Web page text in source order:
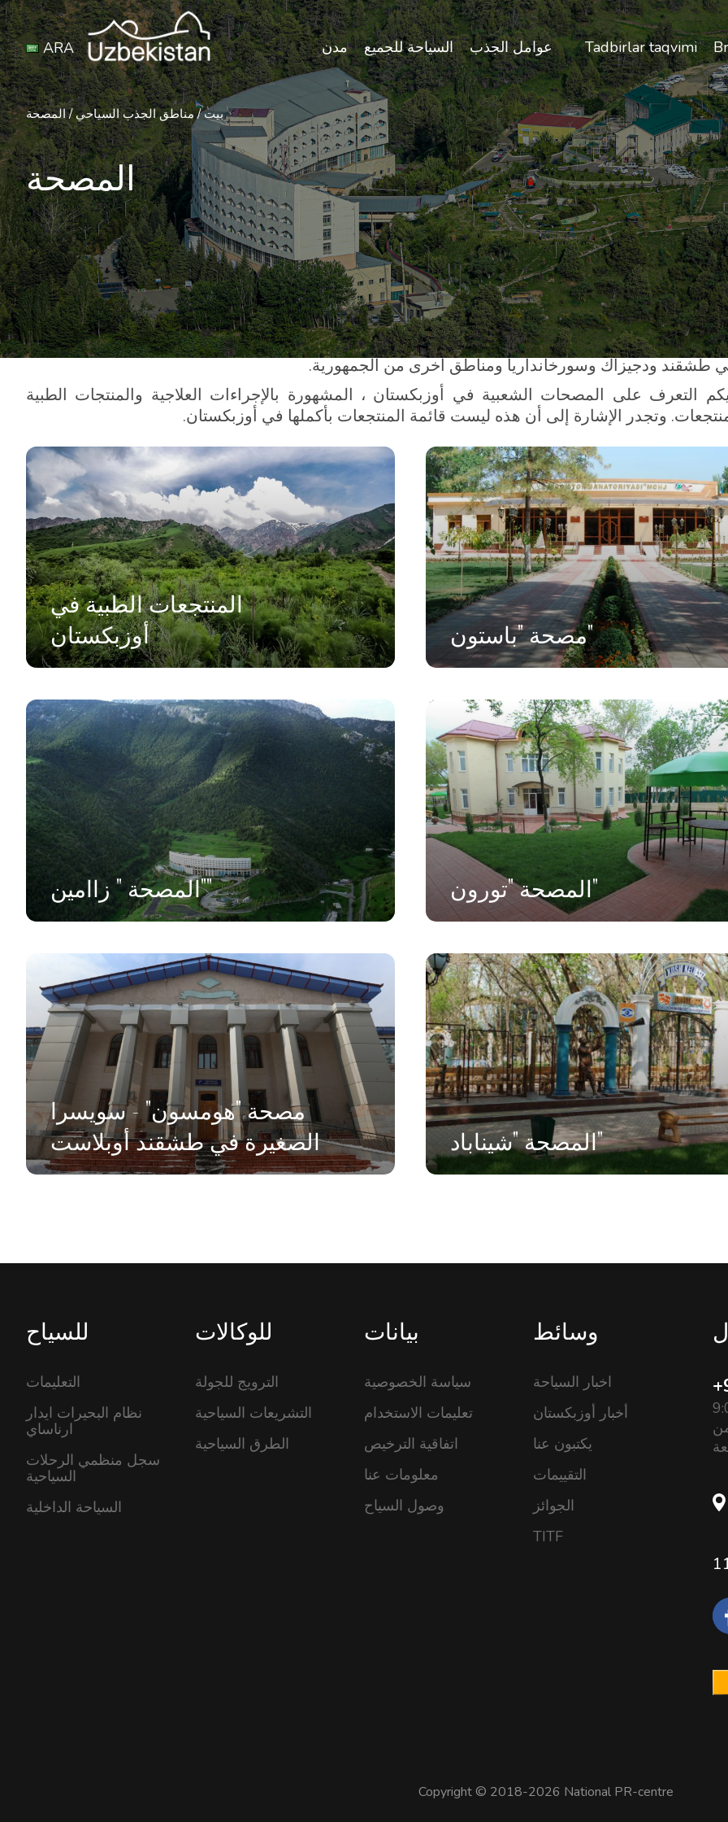
مدن السياحة للجميع عوامل الجذب Tadbirlar taqvimi
ARA
بيت / مناطق الجذب السياحي/ المصحة
المصحة
من المصحات في أوزبكستان التي يمكن أن توفر الرعاية الطبية الجيدة وإعادة التأهيل الجيد. ومن بينها
ودجيزاك وسورخانداريا ومناطق أخرى من الجمهورية.
التعرف على المصحات الشعبية في أوزبكستان ، المشهورة بالإجراءات العلاجية والمنتجات الطبية
وتجدر الإشارة إلى أن هذه ليست قائمة المنتجعات بأكملها في أوزبكستان.
المنتجعات الطبية في
أوزبكستان
مصحة "باستون"
المصحة " زاامين"" المصحة "تورون"
مصحة "هومسون" - سويسرا
الصغيرة في طشقند أوبلاست
المصحة "شيناباد"
للسياح
التعليمات
نظام البحيرات ايدار
ارناساي
سجل منظمي الرحلات
السياحية
السياحة الداخلية
للوكالات
الترويج للجولة
التشريعات السياحية
الطرق السياحية
بيانات
سياسة الخصوصية
تعليمات الاستخدام
اتفاقية الترخيص
معلومات عنا
وصول السياح
وسائط
اخبار السياحة
أخبار أوزبكستان
يكتبون عنا
التقييمات
الجوائز
TITF
من 9:00
من
Copyright © 2018-2026 National PR-centre